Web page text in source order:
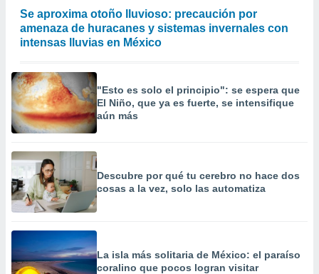
Se aproxima otoño lluvioso: precaución por
amenaza de huracanes y sistemas invernales con
intensas lluvias en México
"Esto es solo el principio": se espera que
El Niño, que ya es fuerte, se intensifique
aún más
Descubre por qué tu cerebro no hace dos
cosas a la vez, solo las automatiza
La isla más solitaria de México: el paraíso
coralino que pocos logran visitar